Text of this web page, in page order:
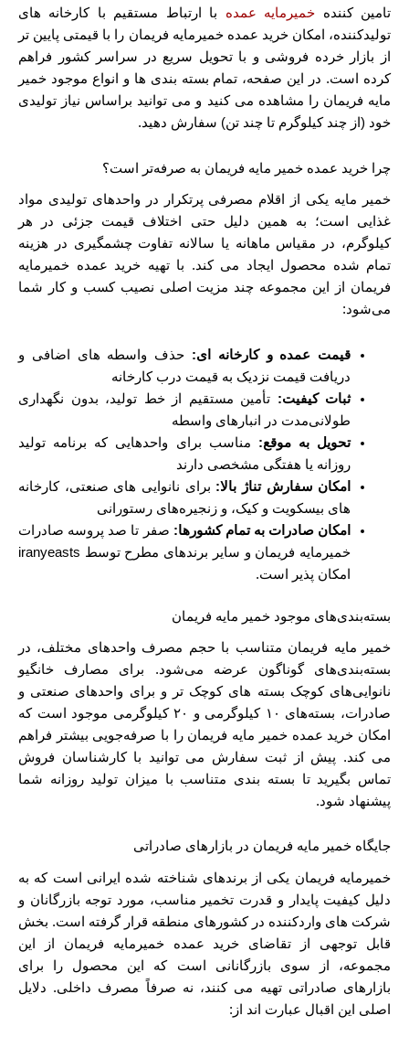
تامین کننده خمیرمایه عمده با ارتباط مستقیم با کارخانه‌ های
تولیدکننده، امکان خرید عمده خمیرمایه فریمان را با قیمتی پایین ‌تر
از بازار خرده‌ فروشی و با تحویل سریع در سراسر کشور فراهم
کرده است. در این صفحه، تمام بسته‌ بندی‌ ها و انواع موجود خمیر
مایه فریمان را مشاهده می ‌کنید و می‌ توانید براساس نیاز تولیدی
خود (از چند کیلوگرم تا چند تن) سفارش دهید.
چرا خرید عمده خمیر مایه فریمان به ‌صرفه‌تر است؟
خمیر مایه یکی از اقلام مصرفی پرتکرار در واحدهای تولیدی مواد
غذایی است؛ به همین دلیل حتی اختلاف قیمت جزئی در هر
کیلوگرم، در مقیاس ماهانه یا سالانه تفاوت چشمگیری در هزینه
تمام‌ شده محصول ایجاد می‌ کند. با تهیه خرید عمده خمیرمایه
فریمان از این مجموعه چند مزیت اصلی نصیب کسب ‌و کار شما
می‌شود:
قیمت عمده و کارخانه ‌ای: حذف واسطه ‌های اضافی و
دریافت قیمت نزدیک به قیمت درب کارخانه
ثبات کیفیت: تأمین مستقیم از خط تولید، بدون نگهداری
طولانی‌مدت در انبارهای واسطه
تحویل به ‌موقع: مناسب برای واحدهایی که برنامه تولید
روزانه یا هفتگی مشخصی دارند
امکان سفارش تناژ بالا: برای نانوایی ‌های صنعتی، کارخانه
‌های بیسکویت و کیک، و زنجیره‌های رستورانی
امکان صادرات به تمام کشورها: صفر تا صد پروسه صادرات
خمیرمایه فریمان و سایر برندهای مطرح توسط iranyeasts
امکان پذیر است.
بسته‌بندی‌های موجود خمیر مایه فریمان
خمیر مایه فریمان متناسب با حجم مصرف واحدهای مختلف، در
بسته‌بندی‌های گوناگون عرضه می‌شود. برای مصارف خانگیو
نانوایی‌های کوچک بسته‌ های کوچک ‌تر و برای واحدهای صنعتی و
صادرات، بسته‌های ۱۰ کیلوگرمی و ۲۰ کیلوگرمی موجود است که
امکان خرید عمده خمیر مایه فریمان را با صرفه‌جویی بیشتر فراهم
می‌ کند. پیش از ثبت سفارش می ‌توانید با کارشناسان فروش
تماس بگیرید تا بسته‌ بندی متناسب با میزان تولید روزانه‌ شما
پیشنهاد شود.
جایگاه خمیر مایه فریمان در بازارهای صادراتی
خمیرمایه فریمان یکی از برندهای شناخته ‌شده ایرانی است که به
دلیل کیفیت پایدار و قدرت تخمیر مناسب، مورد توجه بازرگانان و
شرکت ‌های واردکننده در کشورهای منطقه قرار گرفته است. بخش
قابل توجهی از تقاضای خرید عمده خمیرمایه فریمان از این
مجموعه، از سوی بازرگانانی است که این محصول را برای
بازارهای صادراتی تهیه می ‌کنند، نه صرفاً مصرف داخلی. دلایل
اصلی این اقبال عبارت‌ اند از: